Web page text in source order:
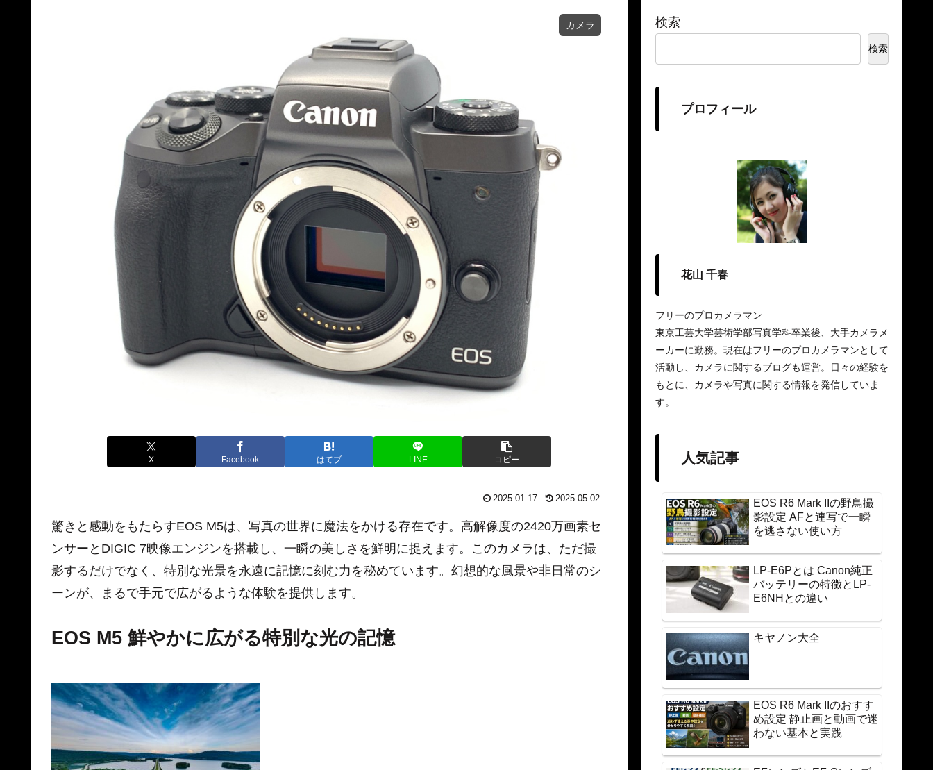
カメラ
X Facebook はてブ LINE コピー
2025.01.17 2025.05.02
驚きと感動をもたらすEOS M5は、写真の世界に魔法をかける存在です。高解像度の2420万画素セ
ンサーとDIGIC 7映像エンジンを搭載し、一瞬の美しさを鮮明に捉えます。このカメラは、ただ撮
影するだけでなく、特別な光景を永遠に記憶に刻む力を秘めています。幻想的な風景や非日常のシ
ーンが、まるで手元で広がるような体験を提供します。
EOS M5 鮮やかに広がる特別な光の記憶
検索
検索
プロフィール
花山 千春
フリーのプロカメラマン
東京工芸大学芸術学部写真学科卒業後、大手カメラメ
ーカーに勤務。現在はフリーのプロカメラマンとして
活動し、カメラに関するブログも運営。日々の経験を
もとに、カメラや写真に関する情報を発信していま
す。
人気記事
EOS R6 Mark IIの野鳥撮
影設定 AFと連写で一瞬
を逃さない使い方
LP-E6Pとは Canon純正
バッテリーの特徴とLP-
E6NHとの違い
キヤノン大全
EOS R6 Mark IIのおすす
め設定 静止画と動画で迷
わない基本と実践